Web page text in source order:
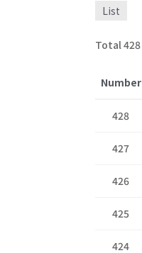
List
Total 428
Number
428
427
426
425
424